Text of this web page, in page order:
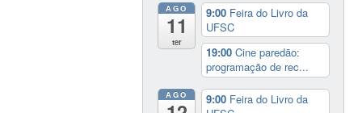
AGO
11
ter
9:00 Feira do Livro da
UFSC
19:00Cine paredão:
programação de rec...
AGO 9:00 Feira do Livro da